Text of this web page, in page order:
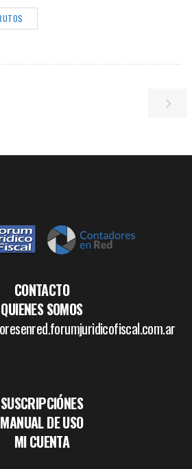
CONTACTO
QUIENES SOMOS
SUSCRIPCIÓNES
MANUAL DE USO
MI CUENTA